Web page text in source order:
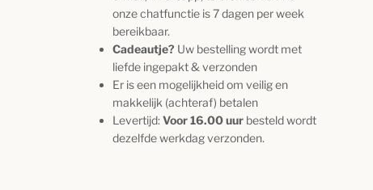
onze chatfunctie is 7 dagen per week
bereikbaar.
Cadeautje? Uw bestelling wordt met
liefde ingepakt & verzonden
Er is een mogelijkheid om veilig en
makkelijk (achteraf) betalen
Levertijd:Voor 16.00 uur besteld wordt
dezelfde werkdag verzonden.